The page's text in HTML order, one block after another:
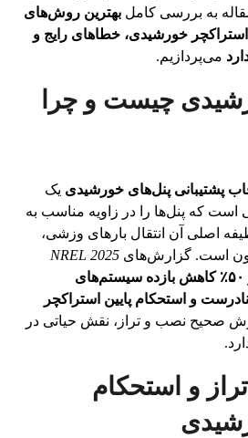
به بررسی کاملبهترین روش‌های
خورشیدی، خطاهای رایج و
می‌پردازیم.
چیست و چرا
پشتیبانی پنل‌های خورشیدی یک
است که پنل‌ها را در زاویه مناسب به
اصلی آن انتقال بارهای وزشی،
است. گزارش‌هایNREL 2025
بیش از ۵۰٪ کاهش بازده سیستم‌های
و استحکام پایین استراکچر
روش صحیح نصب و تراز، نقش حیاتی در
و استحکام